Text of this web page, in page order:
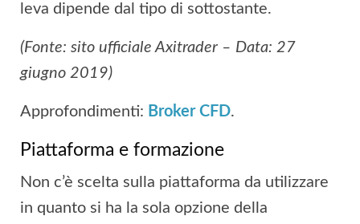
leva dipende dal tipo di sottostante.
(Fonte: sito ufficiale Axitrader – Data: 27
giugno 2019)
Approfondimenti: Broker CFD.
Piattaforma e formazione
Non c’è scelta sulla piattaforma da utilizzare
in quanto si ha la sola opzione della